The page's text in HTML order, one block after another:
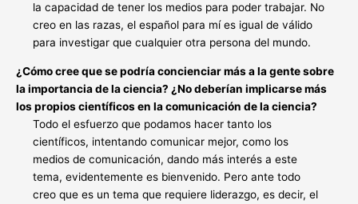
la capacidad de tener los medios para poder trabajar. No
creo en las razas, el español para mí es igual de válido
para investigar que cualquier otra persona del mundo.
¿Cómo cree que se podría concienciar más a la gente sobre
la importancia de la ciencia? ¿No deberían implicarse más
los propios científicos en la comunicación de la ciencia?
Todo el esfuerzo que podamos hacer tanto los
científicos, intentando comunicar mejor, como los
medios de comunicación, dando más interés a este
tema, evidentemente es bienvenido. Pero ante todo
creo que es un tema que requiere liderazgo, es decir, el